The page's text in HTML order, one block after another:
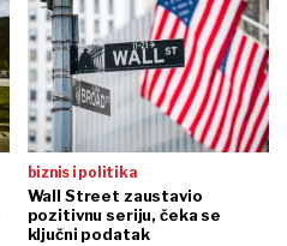
biznis i politika
Wall Street zaustavio
pozitivnu seriju, čeka se
ključni podatak